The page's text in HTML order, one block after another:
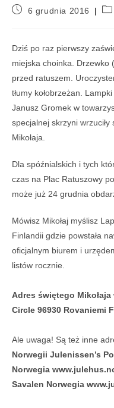
6 grudnia 2016
Dziś po raz pierwszy
miejska choinka. Drzewko
przed ratuszem.
tłumy kołobrzeżan.
Janusz Gromek w
specjalnej skrzyni
Mikołaja.
Dla spóźnialskich i tych
czas na Plac Ratuszowy
może już 24 grudnia
Mówisz Mikołaj myślisz
Finlandii gdzie powstała
oficjalnym biurem i
listów rocznie.
Adres świętego
Circle 96930 Rovaniemi
Ale uwaga! Są też inne
Norwegii Julenissen’s
Norwegia
Savalen Norwegia